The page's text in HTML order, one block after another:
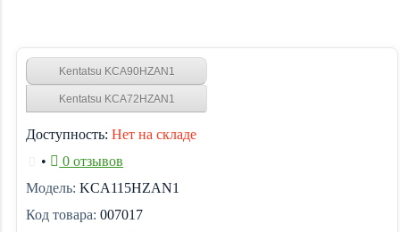
Kentatsu KCA90HZAN1
Kentatsu KCA72HZAN1
Доступность: Нет на складе
•
0 отзывов
Модель: KCA115HZAN1
Код товара: 007017